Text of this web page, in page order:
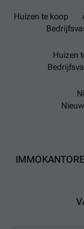
Huizen te koop
Huizen